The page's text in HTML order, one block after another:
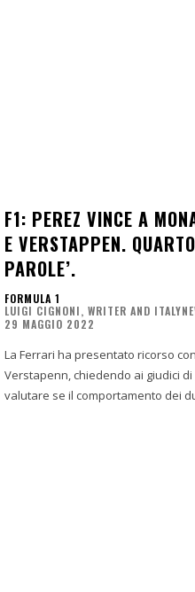
F1: PEREZ VINCE A
E VERSTAPPEN.
PAROLE’.
FORMULA 1
LUIGI CIGNONI, WRITER AND
29 MAGGIO 2022
La Ferrari ha presentato ricorso
Verstapenn, chiedendo ai giudici
valutare se il comportamento dei